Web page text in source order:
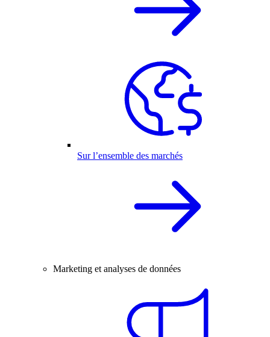
Sur l’ensemble des marchés
Marketing et analyses de données